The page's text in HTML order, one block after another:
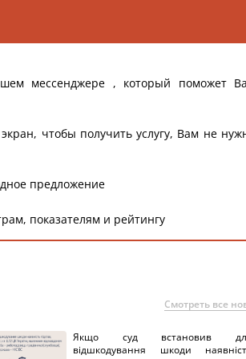
мессенджере , который поможет
чтобы получить услугу, Вам не
предложение
показателям и рейтингу
Смотреть все
Якщо суд встановив
відшкодування шкоди